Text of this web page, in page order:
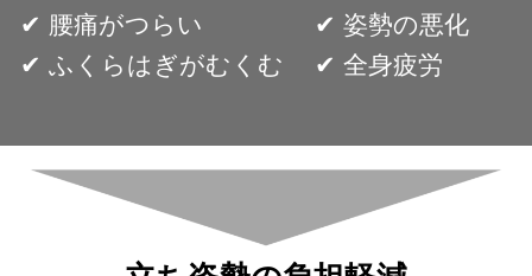
✔︎ 腰痛がつらい
✔︎ ふくらはぎがむくむ
✔︎ 姿勢の悪化
✔︎ 全身疲労